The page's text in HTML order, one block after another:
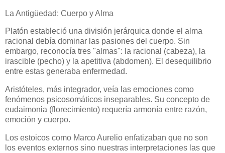
La Antigüedad: Cuerpo y Alma
Platón estableció una división jerárquica donde el alma
racional debía dominar las pasiones del cuerpo. Sin
embargo, reconocía tres "almas": la racional (cabeza), la
irascible (pecho) y la apetitiva (abdomen). El desequilibrio
entre estas generaba enfermedad.
Aristóteles, más integrador, veía las emociones como
fenómenos psicosomáticos inseparables. Su concepto de
eudaimonia (florecimiento) requería armonía entre razón,
emoción y cuerpo.
Los estoicos como Marco Aurelio enfatizaban que no son
los eventos externos sino nuestras interpretaciones las que